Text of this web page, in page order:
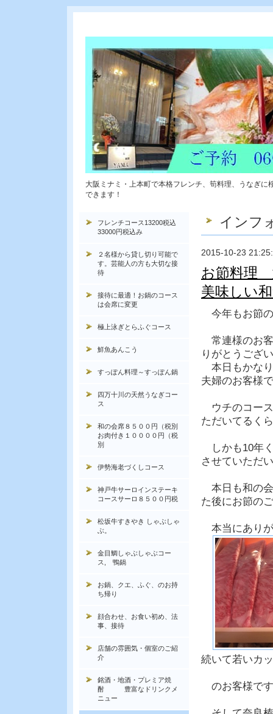
大阪ミナミ・上本町で本格フレンチ、筍料理、うなぎ
できます！
インフ
2015-10-23
お節料理
美味しい
今年もお節
常連様のお
りがとうござ
本日もかな
夫婦のお客様
ウチのコー
ただいてるく
しかも10年
させていただ
本日も和の
た後にお節の
本当にあり
続いて若いカ
のお客様で
フレンチコース13200税込
33000円税込み
２名様から貸し切り可能で
す。芸能人の方も大切な接
待
接待に最適！お鍋のコース
は会席に変更
極上泳ぎとらふぐコース
鮮魚あんこう
すっぽん料理～すっぽん鍋
四万十川の天然うなぎコー
ス
和の会席８５００円（税別
お肉付き１００００円（税
別
伊勢海老づくしコース
神戸牛サーロインステーキ
コースサーロ８５００円税
松坂牛すきやき しゃぶしゃ
ぶ。
金目鯛しゃぶしゃぶコー
ス, 鴨鍋
お鍋、クエ、ふぐ、のお持
ち帰り
顔合わせ、お食い初め、法
事、接待
店舗の雰囲気・個室のご紹
介
銘酒・地酒・プレミア焼
酎 豊富なドリンクメ
ニュー